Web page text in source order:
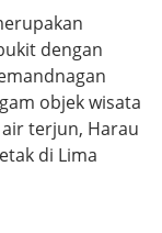
dengan
objek wisata
terjun, Harau
di Lima